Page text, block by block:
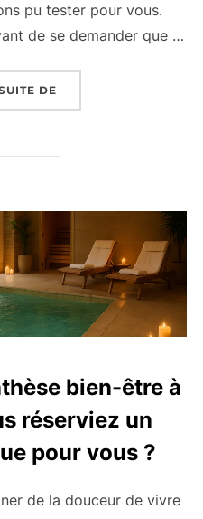
pu tester pour vous.
de se demander que …
DE« QUE FAIRE À
bien-être à
réserviez un
pour vous ?
de la douceur de vivre